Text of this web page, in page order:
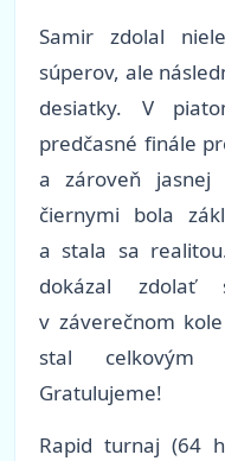
Samir zdolal
súperov, ale
desiatky. V
predčasné finále
a zároveň jasnej
čiernymi bola
a stala sa
dokázal zdolať
v záverečnom
stal celkovým
Gratulujeme!
Rapid turnaj (64